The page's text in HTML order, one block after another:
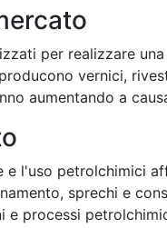
per realizzare
vernici,
aumentando a
e l'uso petrolchimici
sprechi e
e processi